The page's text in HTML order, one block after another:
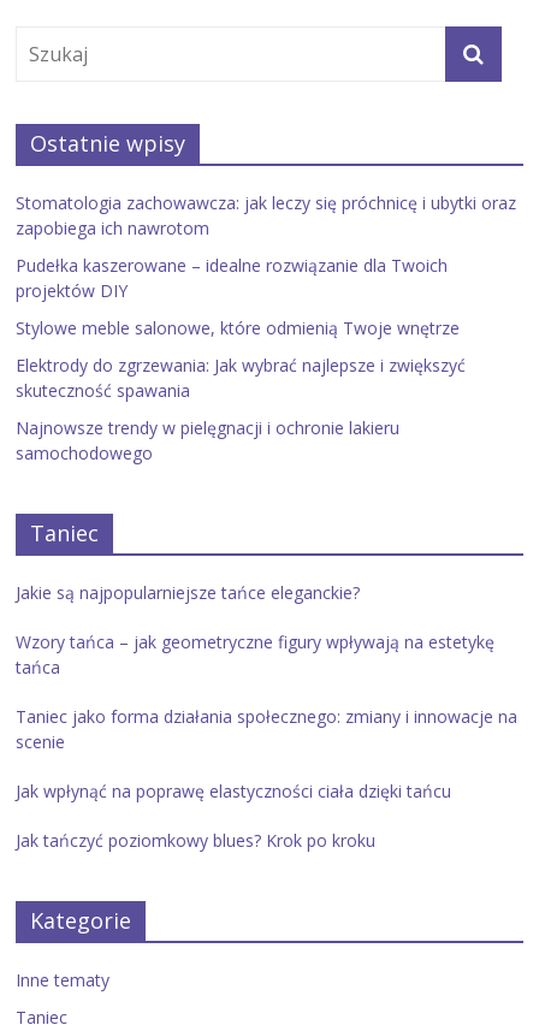
Ostatnie wpisy
Stomatologia zachowawcza: jak leczy się próchnicę i ubytki oraz
zapobiega ich nawrotom
Pudełka kaszerowane – idealne rozwiązanie dla Twoich
projektów DIY
Stylowe meble salonowe, które odmienią Twoje wnętrze
Elektrody do zgrzewania: Jak wybrać najlepsze i zwiększyć
skuteczność spawania
Najnowsze trendy w pielęgnacji i ochronie lakieru
samochodowego
Taniec
Jakie są najpopularniejsze tańce eleganckie?
Wzory tańca – jak geometryczne figury wpływają na estetykę
tańca
Taniec jako forma działania społecznego: zmiany i innowacje na
scenie
Jak wpłynąć na poprawę elastyczności ciała dzięki tańcu
Jak tańczyć poziomkowy blues? Krok po kroku
Kategorie
Inne tematy
Taniec